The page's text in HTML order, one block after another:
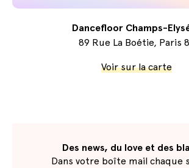
Dancefloor Champs-
89 Rue La Boétie, Paris
Voir sur la carte
Des news, du love et des
Dans votre boîte mail chaque